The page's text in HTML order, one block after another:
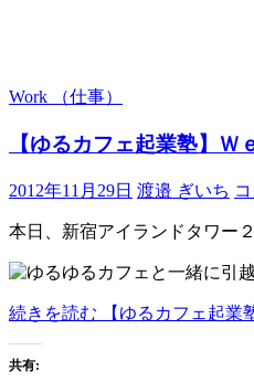
Work （仕事）
【ゆるカフェ起業塾】
2012年11月29日 渡邉 ぎいち
本日、新宿アイランドタワー
続きを読む 【ゆるカフェ起
共有: